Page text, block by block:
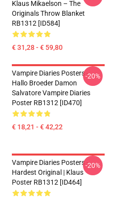
Klaus Mikaelson – The
Originals Throw Blanket
RB1312 [ID584]
€ 31,28 - € 59,80
Vampire Diaries Posters -
Hallo Broeder Damon
Salvatore Vampire Diaries
Poster RB1312 [ID470]
€ 18,21 - € 42,22
-20%
Vampire Diaries Posters -
Hardest Original | Klaus
Poster RB1312 [ID464]
-20%